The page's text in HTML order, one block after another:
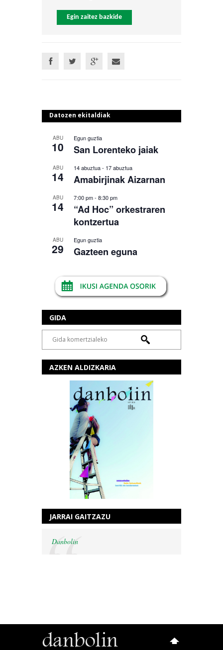
Egin zaitez bazkide
Datozen ekitaldiak
ABU
10
Egun guztia
San Lorenteko jaiak
ABU
14
14 abuztua- 17 abuztua
Amabirjinak Aizarnan
ABU
14
7:00 pm- 8:30 pm
“Ad Hoc” orkestraren
kontzertua
ABU
29
Egun guztia
Gazteen eguna
GIDA
AZKEN ALDIZKARIA
JARRAI GAITZAZU
Danbolin